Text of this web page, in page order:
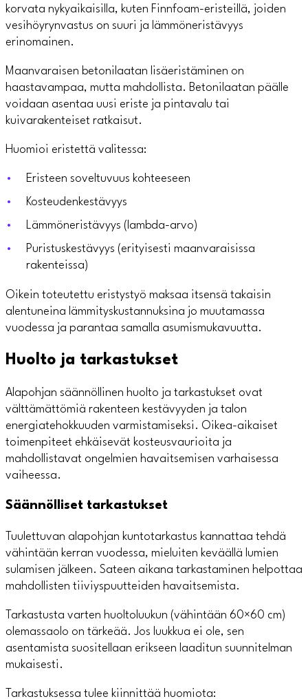
korvata nykyaikaisilla, kuten Finnfoam-eristeillä, joiden
vesihöyrynvastus on suuri ja lämmöneristävyys
erinomainen.
Maanvaraisen betonilaatan lisäeristäminen on
haastavampaa, mutta mahdollista. Betonilaatan päälle
voidaan asentaa uusi eriste ja pintavalu tai
kuivarakenteiset ratkaisut.
Huomioi eristettä valitessa:
Eristeen soveltuvuus kohteeseen
Kosteudenkestävyys
Lämmöneristävyys (lambda-arvo)
Puristuskestävyys (erityisesti maanvaraisissa
rakenteissa)
Oikein toteutettu eristystyö maksaa itsensä takaisin
alentuneina lämmityskustannuksina jo muutamassa
vuodessa ja parantaa samalla asumismukavuutta.
Huolto ja tarkastukset
Alapohjan säännöllinen huolto ja tarkastukset ovat
välttämättömiä rakenteen kestävyyden ja talon
energiatehokkuuden varmistamiseksi. Oikea-aikaiset
toimenpiteet ehkäisevät kosteusvaurioita ja
mahdollistavat ongelmien havaitsemisen varhaisessa
vaiheessa.
Säännölliset tarkastukset
Tuulettuvan alapohjan kuntotarkastus kannattaa tehdä
vähintään kerran vuodessa, mieluiten keväällä lumien
sulamisen jälkeen. Sateen aikana tarkastaminen helpottaa
mahdollisten tiiviyspuutteiden havaitsemista.
Tarkastusta varten huoltoluukun (vähintään 60×60 cm)
olemassaolo on tärkeää. Jos luukkua ei ole, sen
asentamista suositellaan erikseen laaditun suunnitelman
mukaisesti.
Tarkastuksessa tulee kiinnittää huomiota: